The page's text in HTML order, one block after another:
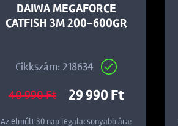
DAIWA MEGAFORCE
CATFISH 3M 200-600GR
Cikkszám: 218634
40 990 Ft 29 990 Ft
Az elmúlt 30 nap legalacsonyabb ára: